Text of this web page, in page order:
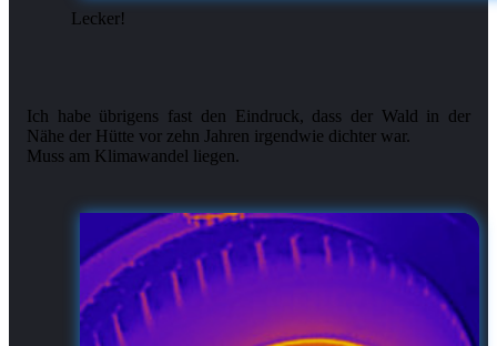
Lecker!
Ich habe übrigens fast den Eindruck, dass der Wald in der
Nähe der Hütte vor zehn Jahren irgendwie dichter war.
Muss am Klimawandel liegen.